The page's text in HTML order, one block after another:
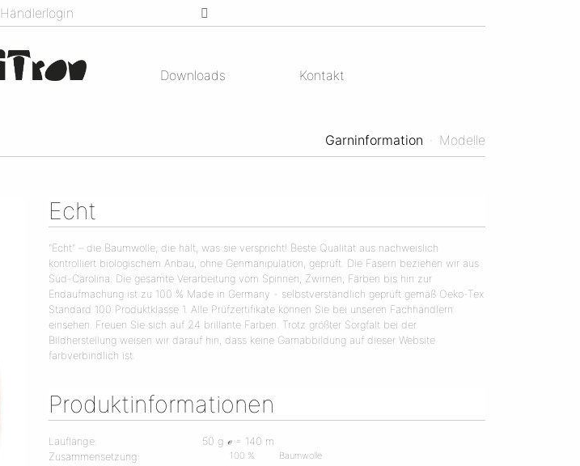
Händlerlogin
Downloads Kontakt
Garninformation · Modelle
Echt
"Echt" – die Baumwolle, die hält, was sie verspricht! Beste Qualität aus nachweislich
kontrolliert biologischem Anbau, ohne Genmanipulation, geprüft. Die Fasern beziehen wir aus
Süd-Carolina. Die gesamte Verarbeitung vom Spinnen, Zwirnen, Färben bis hin zur
Endaufmachung ist zu 100 % Made in Germany - selbstverständlich geprüft gemäß Oeko-Tex
Standard 100 Produktklasse 1. Alle Prüfzertifikate können Sie bei unseren Fachhändlern
einsehen. Freuen Sie sich auf 24 brillante Farben. Trotz größter Sorgfalt bei der
Bildherstellung weisen wir darauf hin, dass keine Garnabbildung auf dieser Website
farbverbindlich ist.
Produktinformationen
Lauflänge:
50 g ℯ = 140 m
Zusammensetzung:
100 % Baumwolle